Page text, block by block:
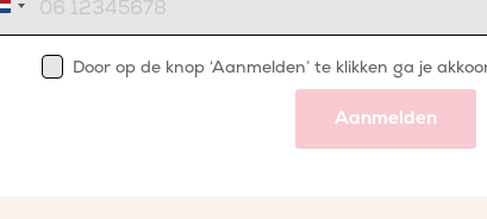
Nederland
+31
Door op de knop ‘Aanmelden’ te klikken ga je
Aanmelden